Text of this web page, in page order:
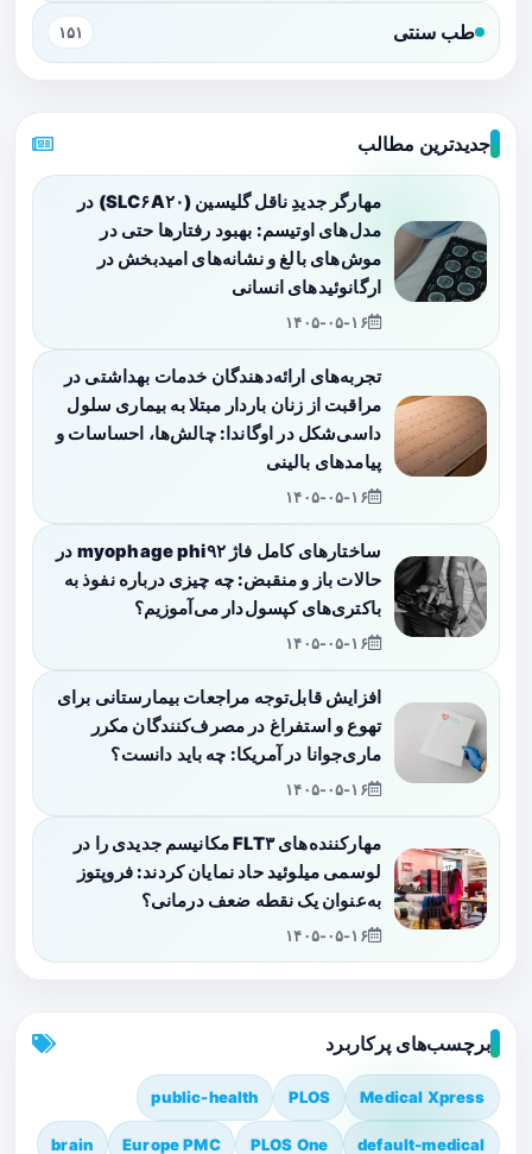
طب سنتی ۱۵۱
جدیدترین مطالب
مهارگر جدیدِ ناقل گلیسین (SLC۶A۲۰) در
مدل‌های اوتیسم: بهبود رفتارها حتی در
موش‌های بالغ و نشانه‌های امیدبخش در
ارگانوئیدهای انسانی
۱۴۰۵-۰۵-۱۶
تجربه‌های ارائه‌دهندگان خدمات بهداشتی در
مراقبت از زنان باردار مبتلا به بیماری سلول
داسی‌شکل در اوگاندا: چالش‌ها، احساسات و
پیامدهای بالینی
۱۴۰۵-۰۵-۱۶
ساختارهای کامل فاژ myophage phi۹۲ در
حالات باز و منقبض: چه چیزی درباره نفوذ به
باکتری‌های کپسول‌دار می‌آموزیم؟
۱۴۰۵-۰۵-۱۶
افزایش قابل‌توجه مراجعات بیمارستانی برای
تهوع و استفراغ در مصرف‌کنندگان مکرر
ماری‌جوانا در آمریکا: چه باید دانست؟
۱۴۰۵-۰۵-۱۶
مهارکننده‌های FLT۳ مکانیسم جدیدی را در
لوسمی میلوئید حاد نمایان کردند: فروپتوز
به‌عنوان یک نقطه ضعف درمانی؟
۱۴۰۵-۰۵-۱۶
برچسب‌های پرکاربرد
Medical Xpress
PLOS
public-health
default-medical
PLOS One
Europe PMC
brain